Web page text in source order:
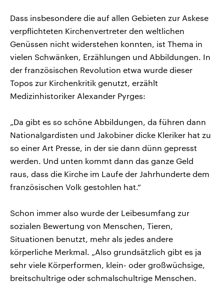
Dass insbesondere die auf allen Gebieten zur Askese
verpflichteten Kirchenvertreter den weltlichen
Genüssen nicht widerstehen konnten, ist Thema in
vielen Schwänken, Erzählungen und Abbildungen. In
der französischen Revolution etwa wurde dieser
Topos zur Kirchenkritik genutzt, erzählt
Medizinhistoriker Alexander Pyrges:
„Da gibt es so schöne Abbildungen, da führen dann
Nationalgardisten und Jakobiner dicke Kleriker hat zu
so einer Art Presse, in der sie dann dünn gepresst
werden. Und unten kommt dann das ganze Geld
raus, dass die Kirche im Laufe der Jahrhunderte dem
französischen Volk gestohlen hat.“
Schon immer also wurde der Leibesumfang zur
sozialen Bewertung von Menschen, Tieren,
Situationen benutzt, mehr als jedes andere
körperliche Merkmal. „Also grundsätzlich gibt es ja
sehr viele Körperformen, klein- oder großwüchsige,
breitschultrige oder schmalschultrige Menschen.